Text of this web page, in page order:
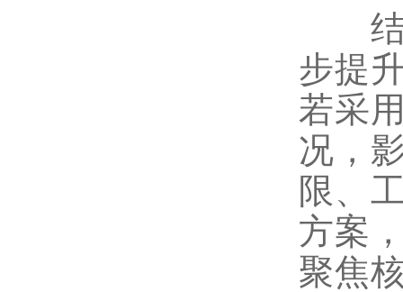
结
步提
若采
况，
限、
方案
聚焦